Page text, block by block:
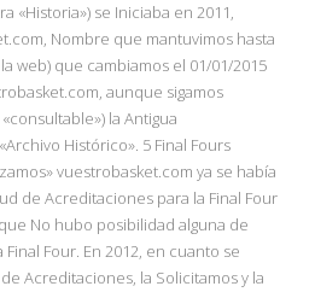
«Historia») se Iniciaba en 2011,
Nombre que mantuvimos hasta
web) que cambiamos el 01/01/2015
aunque sigamos
la Antigua
Histórico». 5 Final Fours
vuestrobasket.com ya se había
de Acreditaciones para la Final Four
No hubo posibilidad alguna de
Four. En 2012, en cuanto se
Acreditaciones, la Solicitamos y la